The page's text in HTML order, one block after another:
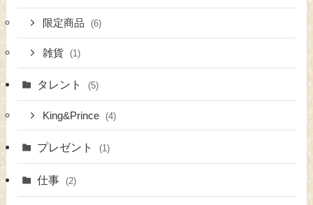
限定商品 (6)
雑貨 (1)
タレント (5)
King&Prince (4)
プレゼント (1)
仕事 (2)